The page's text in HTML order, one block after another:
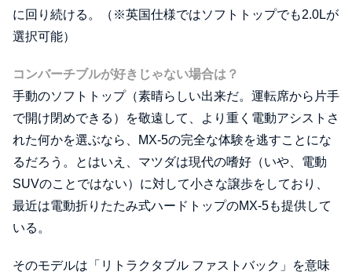
に回り続ける。（※英国仕様ではソフトトップでも2.0Lが
選択可能）
コンバーチブルが好きじゃない場合は？
手動のソフトトップ（素晴らしい出来だ。運転席から片手
で開け閉めできる）を敬遠して、より重く電動アシストさ
れた何かを選ぶなら、MX-5の完全な体験を逃すことにな
るだろう。とはいえ、マツダは現代の嗜好（いや、電動
SUVのことではない）に対して小さな譲歩をしており、
最近は電動折りたたみ式ハードトップのMX-5も提供して
いる。
そのモデルは「リトラクタブル ファストバック」を意味